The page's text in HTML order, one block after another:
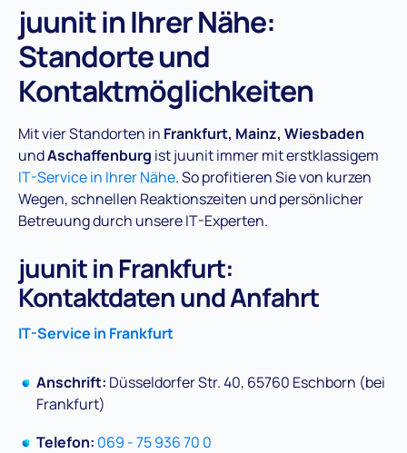
juunit in Ihrer Nähe:
Standorte und
Kontaktmöglichkeiten
Mit vier Standorten in Frankfurt, Mainz, Wiesbaden
undAschaffenburg ist juunit immer mit erstklassigem
IT-Service in Ihrer Nähe. So profitieren Sie von kurzen
Wegen, schnellen Reaktionszeiten und persönlicher
Betreuung durch unsere IT-Experten.
juunit in Frankfurt:
Kontaktdaten und Anfahrt
IT-Service in Frankfurt
Anschrift: Düsseldorfer Str. 40, 65760 Eschborn (bei
Frankfurt)
Telefon: 069 - 75 936 70 0